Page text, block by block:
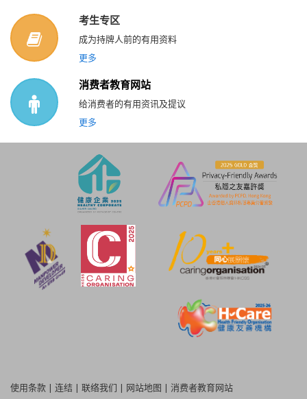
考生专区
成为持牌人前的有用资料
更多
消费者教育网站
给消费者的有用资讯及提议
更多
使用条款 | 连结 | 联络我们 | 网站地图 | 消费者教育网站